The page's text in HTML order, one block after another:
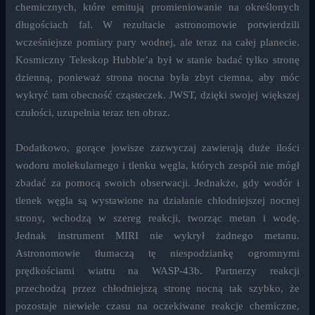
chemicznych, które emitują promieniowanie na określonych
długościach fal. W rezultacie astronomowie potwierdzili
wcześniejsze pomiary pary wodnej, ale teraz na całej planecie.
Kosmiczny Teleskop Hubble’a był w stanie badać tylko stronę
dzienną, ponieważ strona nocna była zbyt ciemna, aby móc
wykryć tam obecność cząsteczek. JWST, dzięki swojej większej
czułości, uzupełnia teraz ten obraz.
Dodatkowo, gorące jowisze zazwyczaj zawierają duże ilości
wodoru molekularnego i tlenku węgla, których zespół nie mógł
zbadać za pomocą swoich obserwacji. Jednakże, gdy wodór i
tlenek węgla są wystawione na działanie chłodniejszej nocnej
strony, wchodzą w szereg reakcji, tworząc metan i wodę.
Jednak instrument MIRI nie wykrył żadnego metanu.
Astronomowie tłumaczą tę niespodziankę ogromnymi
prędkościami wiatru na WASP-43b. Partnerzy reakcji
przechodzą przez chłodniejszą stronę nocną tak szybko, że
pozostaje niewiele czasu na oczekiwane reakcje chemiczne,